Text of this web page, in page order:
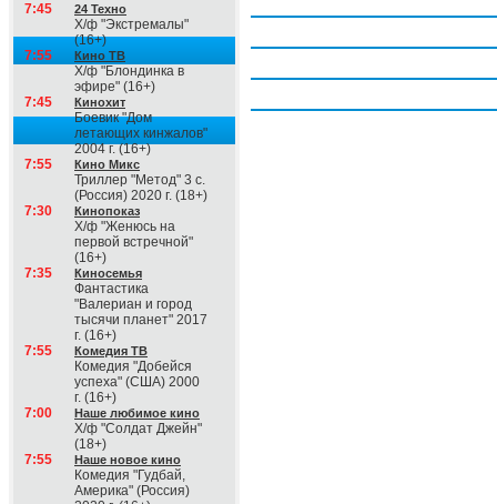
7:45 24 Техно
Х/ф "Экстремалы"
(16+)
7:55
Кино ТВ
Х/ф "Блондинка в
эфире" (16+)
7:45
Кинохит
Боевик "Дом
летающих кинжалов"
2004 г. (16+)
7:55
Кино Микс
Триллер "Метод" 3 с.
(Россия) 2020 г. (18+)
7:30
Кинопоказ
Х/ф "Женюсь на
первой встречной"
(16+)
7:35
Киносемья
Фантастика
"Валериан и город
тысячи планет" 2017
г. (16+)
7:55
Комедия ТВ
Комедия "Добейся
успеха" (США) 2000
г. (16+)
7:00
Наше любимое кино
Х/ф "Солдат Джейн"
(18+)
7:55
Наше новое кино
Комедия "Гудбай,
Америка" (Россия)